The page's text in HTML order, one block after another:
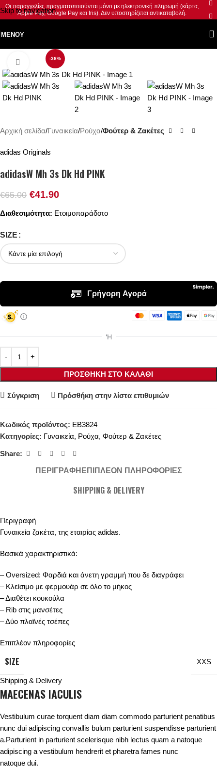
Skip to navigation
Skip to main content
Οι παραγγελίες πραγματοποιούνται μόνο με ηλεκτρονική πληρωμή (κάρτα,
Apple Pay, Google Pay και Iris). Δεν υποστηρίζεται αντικαταβολή.
ΜΕΝΟΎ
-36%
Κλικ για μεγέθυνση
Αρχική σελίδα Γυναικεία Ρούχα Φούτερ & Ζακέτες
adidas Originals
adidasW Mh 3s Dk Hd PINK
€65.00 €41.90
Διαθεσιμότητα: Ετοιμοπαράδοτο
SIZE
ΠΡΟΣΘΉΚΗ ΣΤΟ ΚΑΛΆΘΙ
Σύγκριση Πρόσθήκη στην λίστα επιθυμιών
Κωδικός προϊόντος: EB3824
Κατηγορίες: Γυναικεία, Ρούχα, Φούτερ & Ζακέτες
Share:
ΠΕΡΙΓΡΑΦΉΕΠΙΠΛΈΟΝ ΠΛΗΡΟΦΟΡΊΕΣ
SHIPPING & DELIVERY
Περιγραφή
Γυναικεία ζακέτα, της εταιρίας adidas.
Βασικά χαρακτηριστικά:
– Oversized: Φαρδιά και άνετη γραμμή που δε διαγράφει
– Κλείσιμο με φερμουάρ σε όλο το μήκος
– Διαθέτει κουκούλα
– Rib στις μανσέτες
– Δύο πλαϊνές τσέπες
Επιπλέον πληροφορίες
SIZE XXS
Shipping & Delivery
MAECENAS IACULIS
Vestibulum curae torquent diam diam commodo parturient penatibus
nunc dui adipiscing convallis bulum parturient suspendisse parturient
a.Parturient in parturient scelerisque nibh lectus quam a natoque
adipiscing a vestibulum hendrerit et pharetra fames nunc
natoque dui.